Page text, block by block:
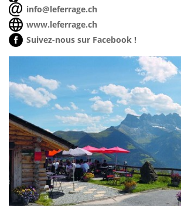
info@leferrage.ch
www.leferrage.ch
Suivez-nous sur Facebook !